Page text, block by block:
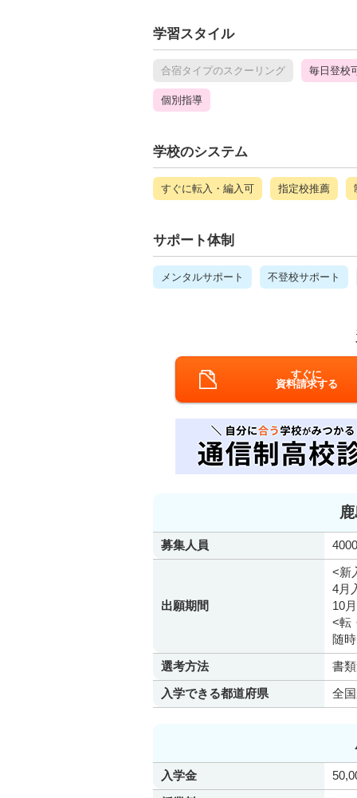
学習スタイル
合宿タイプのスクーリング 毎日登校
個別指導
学校のシステム
すぐに転入・編入可 指定校推薦
サポート体制
メンタルサポート 不登校サポート
すぐに
資料請求する
募集人員
出願期間
<新
4月
10
<転
随時
選考方法
書
入学できる都道府県
全
入学金